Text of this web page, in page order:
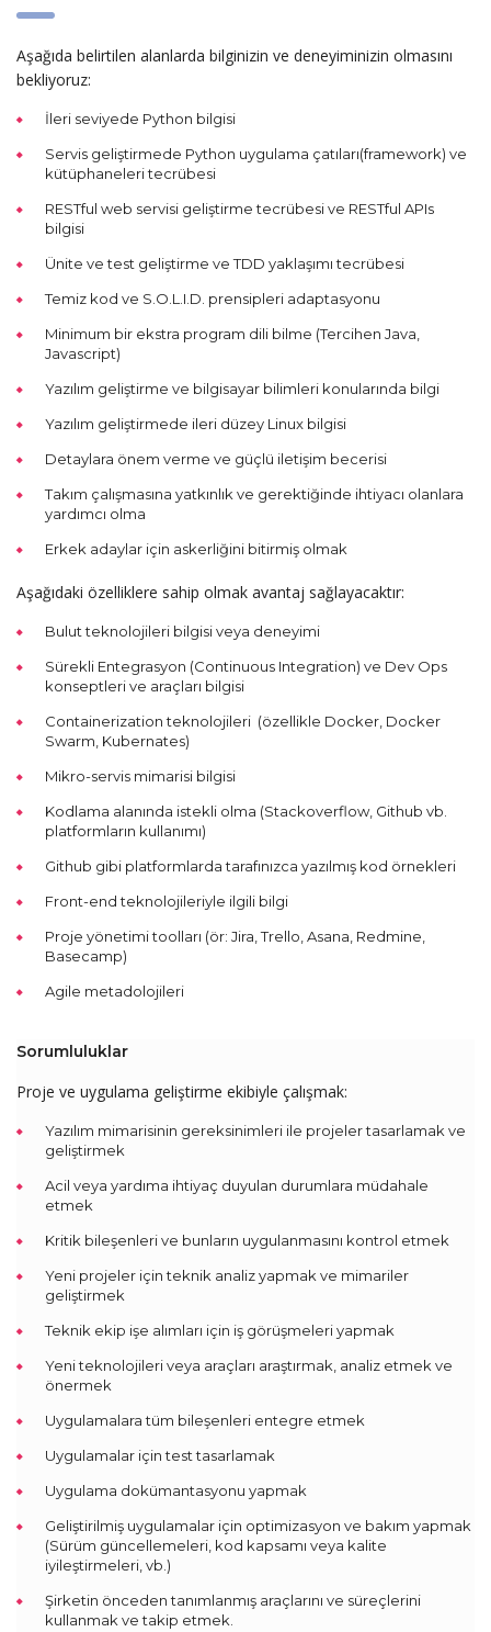
Aşağıda belirtilen alanlarda bilginizin ve deneyiminizin olmasını
bekliyoruz:
İleri seviyede Python bilgisi
Servis geliştirmede Python uygulama çatıları(framework) ve
kütüphaneleri tecrübesi
RESTful web servisi geliştirme tecrübesi ve RESTful APIs
bilgisi
Ünite ve test geliştirme ve TDD yaklaşımı tecrübesi
Temiz kod ve S.O.L.I.D. prensipleri adaptasyonu
Minimum bir ekstra program dili bilme (Tercihen Java,
Javascript)
Yazılım geliştirme ve bilgisayar bilimleri konularında bilgi
Yazılım geliştirmede ileri düzey Linux bilgisi
Detaylara önem verme ve güçlü iletişim becerisi
Takım çalışmasına yatkınlık ve gerektiğinde ihtiyacı olanlara
yardımcı olma
Erkek adaylar için askerliğini bitirmiş olmak
Aşağıdaki özelliklere sahip olmak avantaj sağlayacaktır:
Bulut teknolojileri bilgisi veya deneyimi
Sürekli Entegrasyon (Continuous Integration) ve Dev Ops
konseptleri ve araçları bilgisi
Containerization teknolojileri (özellikle Docker, Docker
Swarm, Kubernates)
Mikro-servis mimarisi bilgisi
Kodlama alanında istekli olma (Stackoverflow, Github vb.
platformların kullanımı)
Github gibi platformlarda tarafınızca yazılmış kod örnekleri
Front-end teknolojileriyle ilgili bilgi
Proje yönetimi toolları (ör: Jira, Trello, Asana, Redmine,
Basecamp)
Agile metadolojileri
Sorumluluklar
Proje ve uygulama geliştirme ekibiyle çalışmak:
Yazılım mimarisinin gereksinimleri ile projeler tasarlamak ve
geliştirmek
Acil veya yardıma ihtiyaç duyulan durumlara müdahale
etmek
Kritik bileşenleri ve bunların uygulanmasını kontrol etmek
Yeni projeler için teknik analiz yapmak ve mimariler
geliştirmek
Teknik ekip işe alımları için iş görüşmeleri yapmak
Yeni teknolojileri veya araçları araştırmak, analiz etmek ve
önermek
Uygulamalara tüm bileşenleri entegre etmek
Uygulamalar için test tasarlamak
Uygulama dokümantasyonu yapmak
Geliştirilmiş uygulamalar için optimizasyon ve bakım yapmak
(Sürüm güncellemeleri, kod kapsamı veya kalite
iyileştirmeleri, vb.)
Şirketin önceden tanımlanmış araçlarını ve süreçlerini
kullanmak ve takip etmek.